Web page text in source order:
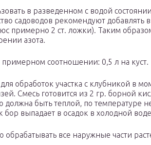
в разведенном с водой
садоводов рекомендуют добавлять
примерно 2 ст. ложки). Таким
азота.
примерном соотношении: 0,5 л на куст.
обработок участка с клубникой в
Смесь готовится из 2 гр. борной
должна быть теплой, по температуре
бор выпадает в осадок в холодной
все наружные части